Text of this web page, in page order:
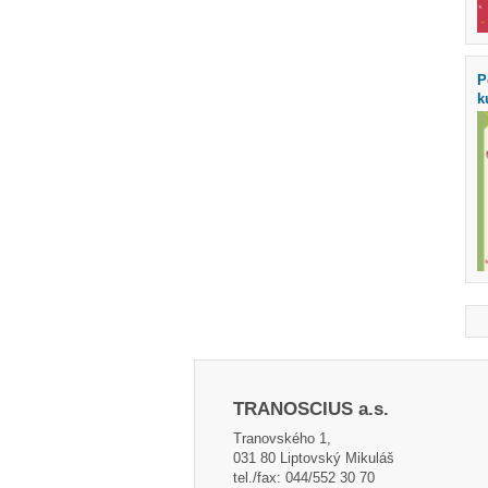
TRANOSCIUS a.s.
Tranovského 1,
031 80 Liptovský Mikuláš
tel./fax: 044/552 30 70